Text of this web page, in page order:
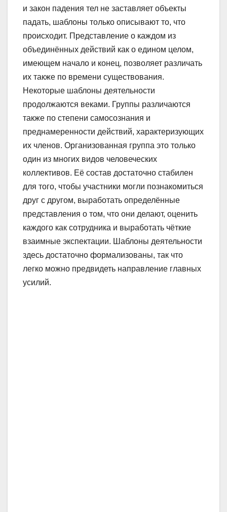
и закон падения тел не заставляет объекты
падать, шаблоны только описывают то, что
происходит. Представление о каждом из
объединённых действий как о едином целом,
имеющем начало и конец, позволяет различать
их также по времени существования.
Некоторые шаблоны деятельности
продолжаются веками. Группы различаются
также по степени самосознания и
преднамеренности действий, характеризующих
их членов. Организованная группа это только
один из многих видов человеческих
коллективов. Её состав достаточно стабилен
для того, чтобы участники могли познакомиться
друг с другом, выработать определённые
представления о том, что они делают, оценить
каждого как сотрудника и выработать чёткие
взаимные экспектации. Шаблоны деятельности
здесь достаточно формализованы, так что
легко можно предвидеть направление главных
усилий.